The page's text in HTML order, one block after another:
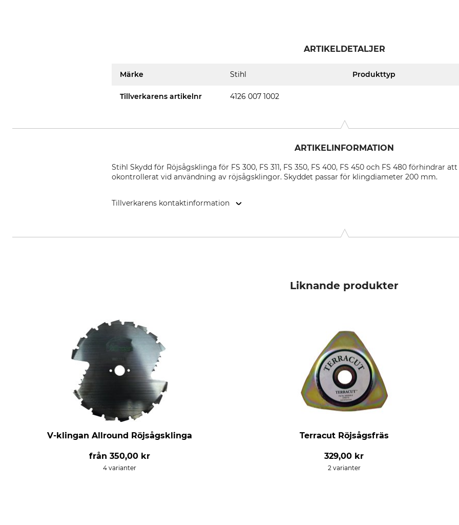
ARTIKELDETALJER
Märke Stihl Produkttyp
Tillverkarens artikelnr 4126 007 1002
ARTIKELINFORMATION
Stihl Skydd för Röjsågsklinga för FS 300, FS 311, FS 350, FS 400, FS 450 och FS 480 förhindrar
okontrollerat vid användning av röjsågsklingor. Skyddet passar för klingdiameter 200 mm.
Tillverkarens kontaktinformation
Liknande produkter
V-klingan Allround Röjsågsklinga
från 350,00 kr
4 varianter
Terracut Röjsågsfräs
329,00 kr
2 varianter